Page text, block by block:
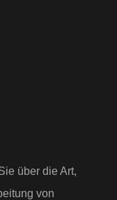
über die Art,
von